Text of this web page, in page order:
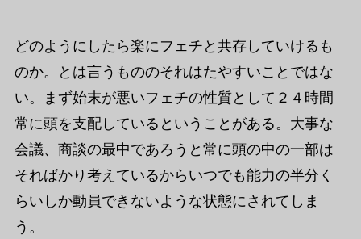
どのようにしたら楽にフェチと共存していけるも
のか。とは言うもののそれはたやすいことではな
い。まず始末が悪いフェチの性質として２４時間
常に頭を支配しているということがある。大事な
会議、商談の最中であろうと常に頭の中の一部は
そればかり考えているからいつでも能力の半分く
らいしか動員できないような状態にされてしま
う。